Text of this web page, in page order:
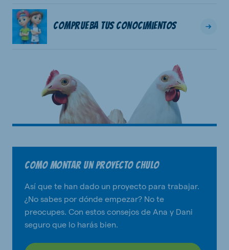
Comprueba tus conocimientos
Como montar un proyecto chulo
Así que te han dado un proyecto para trabajar.
¿No sabes por dónde empezar? No te
preocupes. Con estos consejos de Ana y Dani
seguro que lo harás bien.